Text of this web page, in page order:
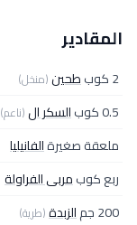
المقادير
2 كوب طحين(منخل)
0.5 كوب السكر ال(ناعم)
ملعقة صغيرةالفانيليا
ربع كوبمربى الفراولة
200 جم
الزبدة(طرية)